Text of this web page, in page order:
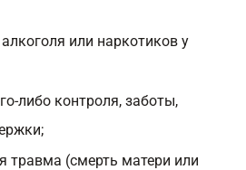
или наркотиков у
либо контроля, заботы,
травма (смерть матери или